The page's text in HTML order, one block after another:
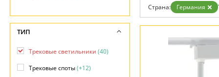
Возврат
Установка
Дизайнерам
Контакты
Страна: Германия
ТИП
Трековые светильники (40)
Трековые споты(+12)